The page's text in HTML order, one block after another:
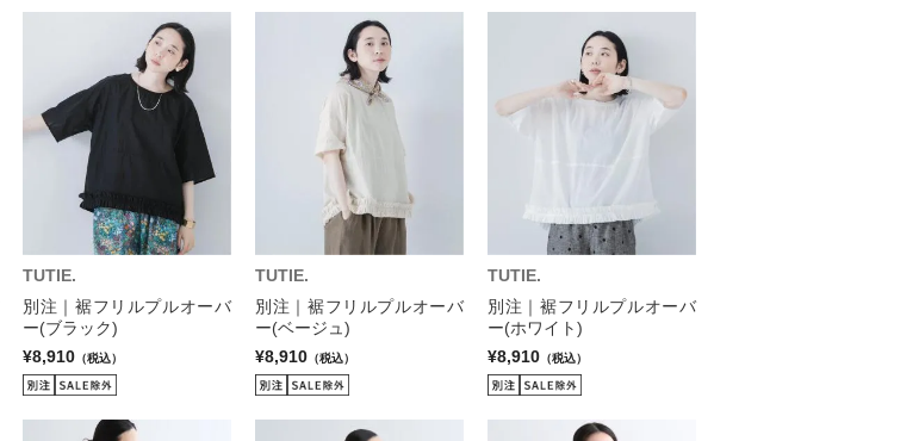
TUTIE.
別注｜裾フリルプルオーバ
ー(ブラック)
¥8,910 （税込）
TUTIE.
別注｜裾フリルプルオーバ
ー(ベージュ)
¥8,910 （税込）
TUTIE.
別注｜裾フリルプルオーバ
ー(ホワイト)
¥8,910 （税込）